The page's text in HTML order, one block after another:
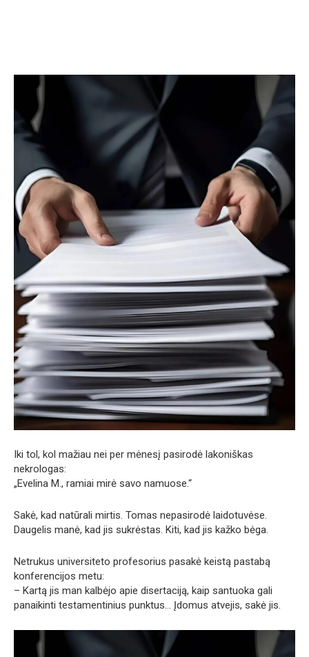
Iki tol, kol mažiau nei per mėnesį pasirodė lakoniškas
nekrologas:
„Evelina M., ramiai mirė savo namuose.“
Sakė, kad natūrali mirtis. Tomas nepasirodė laidotuvėse.
Daugelis manė, kad jis sukrėstas. Kiti, kad jis kažko bėga.
Netrukus universiteto profesorius pasakė keistą pastabą
konferencijos metu:
– Kartą jis man kalbėjo apie disertaciją, kaip santuoka gali
panaikinti testamentinius punktus… Įdomus atvejis, sakė jis.